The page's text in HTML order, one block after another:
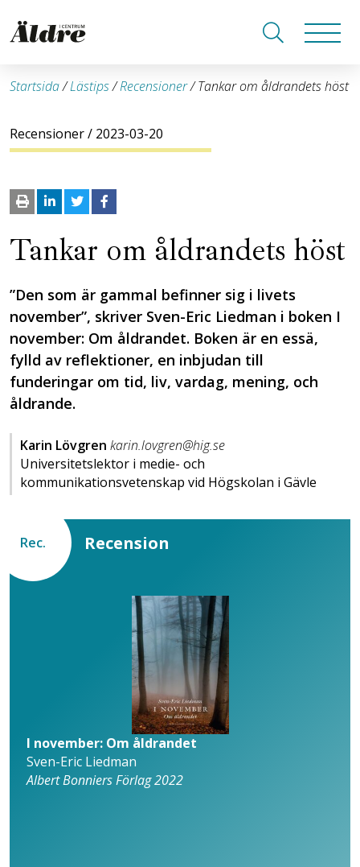
Startsida/Lästips/Recensioner/Tankar om åldrandets höst
Recensioner/ 2023-03-20
Tankar om åldrandets höst
”Den som är gammal befinner sig i livets
november”, skriver Sven-Eric Liedman i boken I
november: Om åldrandet. Boken är en essä,
fylld av reflektioner, en inbjudan till
funderingar om tid, liv, vardag, mening, och
åldrande.
Karin Lövgren karin.lovgren@hig.se
Universitetslektor i medie- och
kommunikationsvetenskap vid Högskolan i Gävle
Rec. Recension
I november: Om åldrandet
Sven-Eric Liedman
Albert Bonniers Förlag 2022